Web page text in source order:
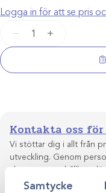
Samtycke
Logga in för att se pris
Matningssond
6Fr
x
+
Kontakta oss
Vi stöttar dig i allt från
utveckling. Genom
skapa smarta, hållbara
verksamhet.